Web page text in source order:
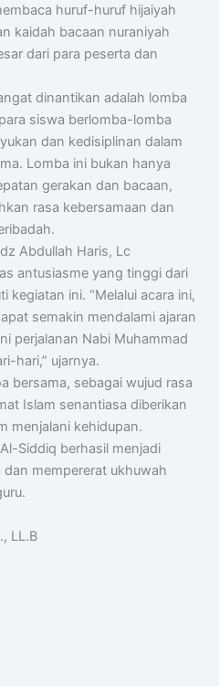
huruf-huruf hijaiyah
kaidah bacaan nuraniyah
dari para peserta dan
dinantikan adalah lomba
siswa berlomba-lomba
dan kedisiplinan dalam
Lomba ini bukan hanya
gerakan dan bacaan,
rasa kebersamaan dan
Abdullah Haris, Lc
antusiasme yang tinggi dari
kegiatan ini. “Melalui acara ini,
semakin mendalami ajaran
perjalanan Nabi Muhammad
hari,” ujarnya.
bersama, sebagai wujud rasa
Islam senantiasa diberikan
menjalani kehidupan.
Siddiq berhasil menjadi
mempererat ukhuwah
LL.B